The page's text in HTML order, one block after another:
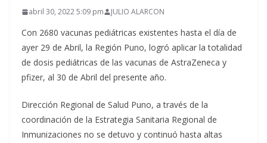
abril 30, 2022 5:09 pm JULIO ALARCON
Con 2680 vacunas pediátricas existentes hasta el día de
ayer 29 de Abril, la Región Puno, logró aplicar la totalidad
de dosis pediátricas de las vacunas de AstraZeneca y
pfizer, al 30 de Abril del presente año.
Dirección Regional de Salud Puno, a través de la
coordinación de la Estrategia Sanitaria Regional de
Inmunizaciones no se detuvo y continuó hasta altas